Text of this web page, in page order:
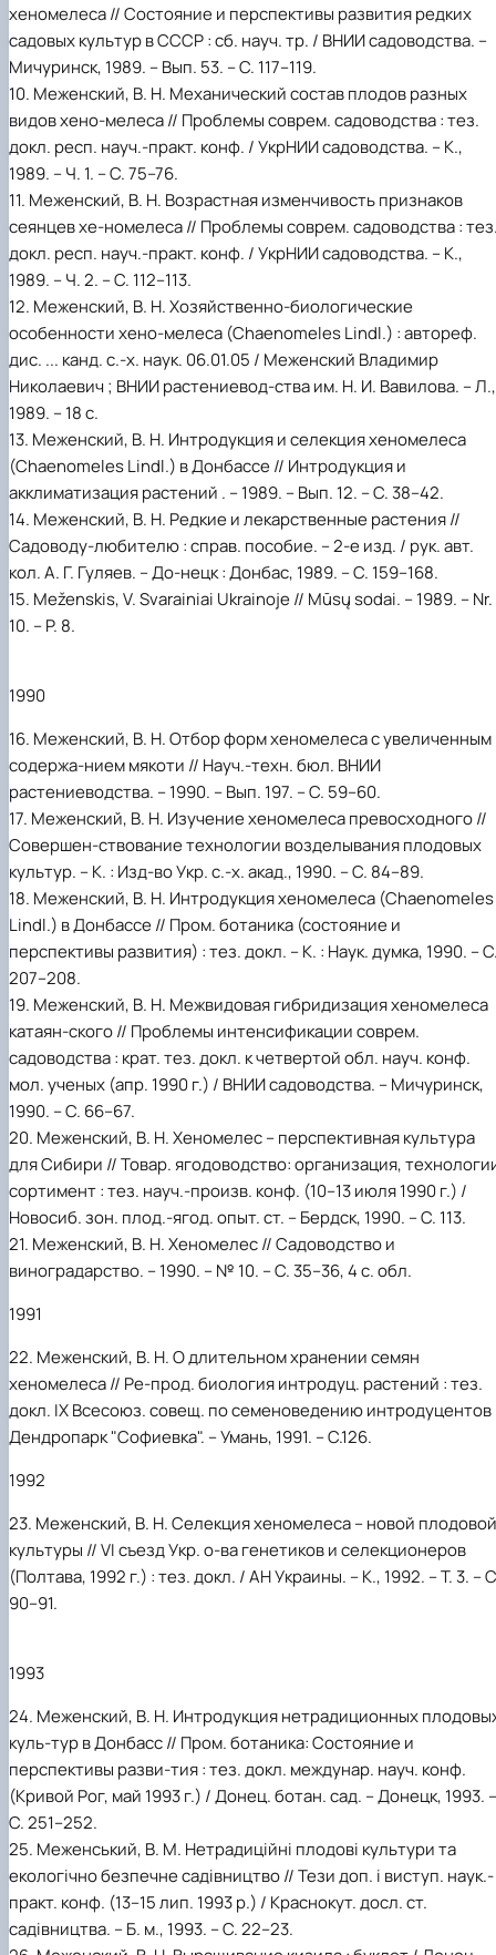
хеномелеса // Состояние и перспективы развития редких
садовых культур в СССР : сб. науч. тр. / ВНИИ садоводства. –
Мичуринск, 1989. – Вып. 53. – С. 117–119.
10. Меженский, В. Н. Механический состав плодов разных
видов хено-мелеса // Проблемы соврем. садоводства : тез.
докл. респ. науч.-практ. конф. / УкрНИИ садоводства. – К.,
1989. – Ч. 1. – С. 75–76.
11. Меженский, В. Н. Возрастная изменчивость признаков
сеянцев хе-номелеса // Проблемы соврем. садоводства :
докл. респ. науч.-практ. конф. / УкрНИИ садоводства. – К.,
1989. – Ч. 2. – С. 112–113.
12. Меженский, В. Н. Хозяйственно-биологические
особенности хено-мелеса (Chaenomeles Lindl.) : автореф.
дис. ... канд. с.-х. наук. 06.01.05 / Меженский Владимир
Николаевич ; ВНИИ растениевод-ства им. Н. И. Вавилова. – Л.,
1989. – 18 с.
13. Меженский, В. Н. Интродукция и селекция хеномелеса
(Chaenomeles Lindl.) в Донбассе // Интродукция и
акклиматизация растений . – 1989. – Вып. 12. – С. 38–42.
14. Меженский, В. Н. Редкие и лекарственные растения //
Садоводу-любителю : справ. пособие. – 2-е изд. / рук. авт.
кол. А. Г. Гуляев. – До-нецк : Донбас, 1989. – С. 159–168.
15. Meženskis, V. Svarainiai Ukrainoje // Mūsų sodai. – 1989. – Nr.
10. – P. 8.
1990
16. Меженский, В. Н. Отбор форм хеномелеса с увеличенным
содержа-нием мякоти // Науч.-техн. бюл. ВНИИ
растениеводства. – 1990. – Вып. 197. – С. 59–60.
17. Меженский, В. Н. Изучение хеномелеса превосходного //
Совершен-ствование технологии возделывания плодовых
культур. – К. : Изд-во Укр. с.-х. акад., 1990. – С. 84–89.
18. Меженский, В. Н. Интродукция хеномелеса (Chaenomeles
Lindl.) в Донбассе // Пром. ботаника (состояние и
перспективы развития) : тез. докл. – К. : Наук. думка, 1990. –
207–208.
19. Меженский, В. Н. Межвидовая гибридизация хеномелеса
катаян-ского // Проблемы интенсификации соврем.
садоводства : крат. тез. докл. к четвертой обл. науч. конф.
мол. ученых (апр. 1990 г.) / ВНИИ садоводства. – Мичуринск,
1990. – С. 66–67.
20. Меженский, В. Н. Хеномелес – перспективная культура
для Сибири // Товар. ягодоводство: организация,
сортимент : тез. науч.-произв. конф. (10–13 июля 1990 г.) /
Новосиб. зон. плод.-ягод. опыт. ст. – Бердск, 1990. – С. 113.
21. Меженский, В. Н. Хеномелес // Садоводство и
виноградарство. – 1990. – № 10. – С. 35–36, 4 с. обл.
1991
22. Меженский, В. Н. О длительном хранении семян
хеномелеса // Ре-прод. биология интродуц. растений : тез.
докл. IX Всесоюз. совещ. по семеноведению интродуцентов
Дендропарк "Софиевка". – Умань, 1991. – С.126.
1992
23. Меженский, В. Н. Селекция хеномелеса – новой плодовой
культуры // VI съезд Укр. о-ва генетиков и селекционеров
(Полтава, 1992 г.) : тез. докл. / АН Украины. – К., 1992. – Т. 3. –
90–91.
1993
24. Меженский, В. Н. Интродукция нетрадиционных
куль-тур в Донбасс // Пром. ботаника: Состояние и
перспективы разви-тия : тез. докл. междунар. науч. конф.
(Кривой Рог, май 1993 г.) / Донец. ботан. сад. – Донецк, 1993. –
С. 251–252.
25. Меженський, В. М. Нетрадиційні плодові культури та
екологічно безпечне садівництво // Тези доп. і виступ. наук.-
практ. конф. (13–15 лип. 1993 р.) / Краснокут. досл. ст.
садівництва. – Б. м., 1993. – С. 22–23.